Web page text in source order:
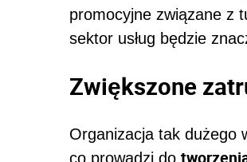
promocyjne związane z
sektor usług będzie
Zwiększone
Organizacja tak dużego
co prowadzi do